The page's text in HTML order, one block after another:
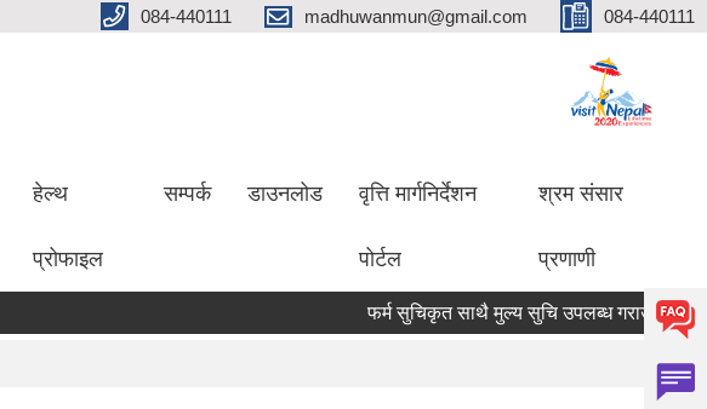
084-440111 madhuwanmun@gmail.com 084-440111
हेल्थ
प्रोफाइल
सम्पर्क डाउनलोड वृत्ति मार्गनिर्देशन
पोर्टल
श्रम संसार
प्रणाणी
फर्म सुचिकृत साथै मुल्य सुचि उपलब्ध गराउने सम्बन्धमा